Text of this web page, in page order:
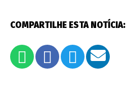
COMPARTILHE ESTA NOTÍCIA: